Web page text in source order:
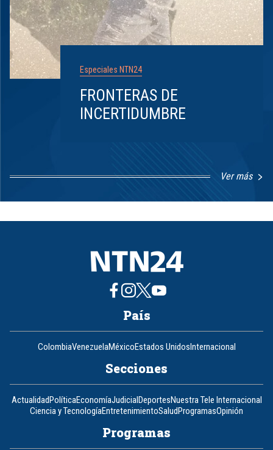
Especiales NTN24
FRONTERAS DE
INCERTIDUMBRE
Ver más
1
8
País
ColombiaVenezuelaMéxicoEstados Unidos Internacional
Secciones
Actualidad PolíticaEconomíaJudicial DeportesNuestra Tele Internacional
Ciencia y TecnologíaEntretenimientoSalud ProgramasOpinión
Programas